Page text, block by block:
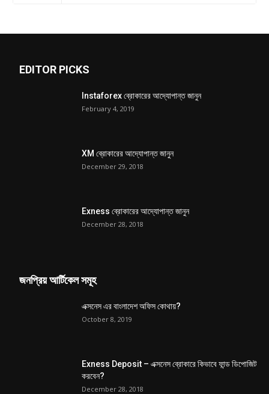
EDITOR PICKS
Instaforex ব্রোকারের আদ্যোপান্ত জানুন
February 4, 2019
XM ব্রোকারের আদ্যোপান্ত জানুন
December 29, 2018
Exness ব্রোকারের আদ্যোপান্ত জানুন
December 28, 2018
জনপ্রিয় আর্টিকেল সমূহ
এক্সনেস এর বাংলাদেশ অফিস কোথায়?
October 8, 2019
Exness Deposit – এক্সনেস ব্রোকারে কিভাবে ফান্ড ডিপোজিট
করবেন?
December 28, 2018